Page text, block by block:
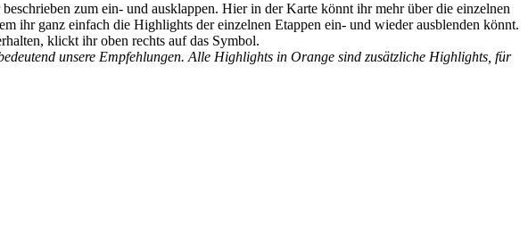
zum ein- und ausklappen. Hier in der Karte könnt ihr mehr über die einzelnen
ihr ganz einfach die Highlights der einzelnen Etappen ein- und wieder ausblenden könnt.
klickt ihr oben rechts auf das Symbol.
unsere Empfehlungen. Alle Highlights in Orange sind zusätzliche Highlights, für